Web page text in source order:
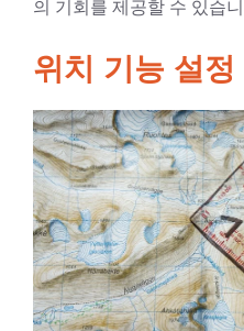
의 기회를 제공할 수 있습
위치 기능 설정